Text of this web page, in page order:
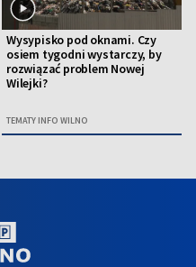
Wysypisko pod oknami. Czy
osiem tygodni wystarczy, by
rozwiązać problem Nowej
Wilejki?
TEMATY INFO WILNO